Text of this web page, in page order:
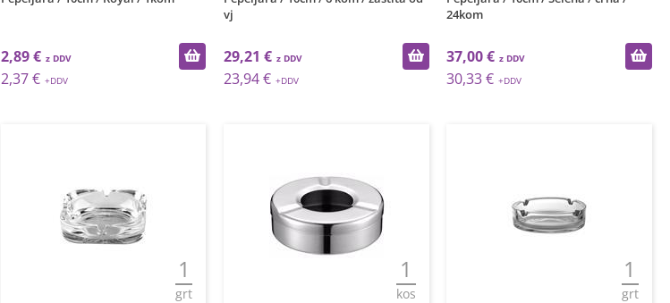
2,89 €
2,37 €
vj
29,21 €
23,94 €
24kom
37,00 €
30,33 €
1
grt
1
kos
1
grt